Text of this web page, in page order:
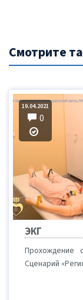
Смотрите
19.04.2021
0
ЭКГ
Прохождение
Сценарий